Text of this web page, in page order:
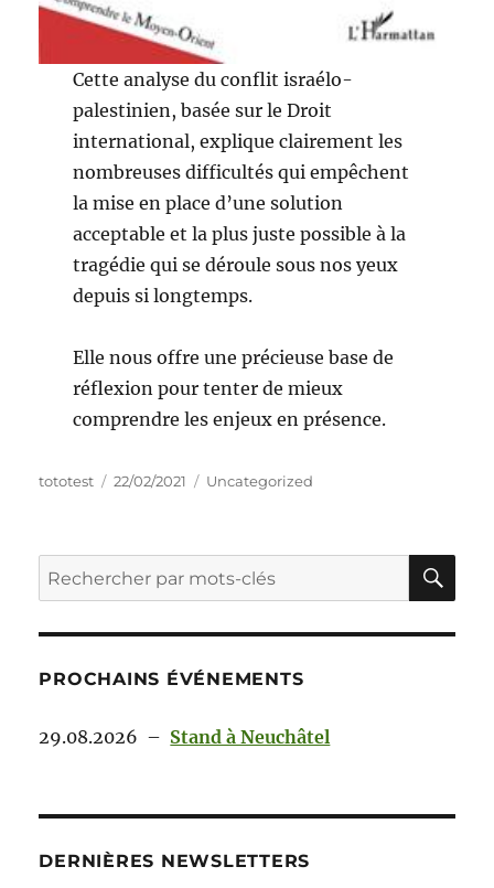
Cette analyse du conflit israélo-
palestinien, basée sur le Droit
international, explique clairement les
nombreuses difficultés qui empêchent
la mise en place d’une solution
acceptable et la plus juste possible à la
tragédie qui se déroule sous nos yeux
depuis si longtemps.
Elle nous offre une précieuse base de
réflexion pour tenter de mieux
comprendre les enjeux en présence.
tototest 22/02/2021 Uncategorized
PROCHAINS ÉVÉNEMENTS
29.08.2026 – Stand à Neuchâtel
DERNIÈRES NEWSLETTERS